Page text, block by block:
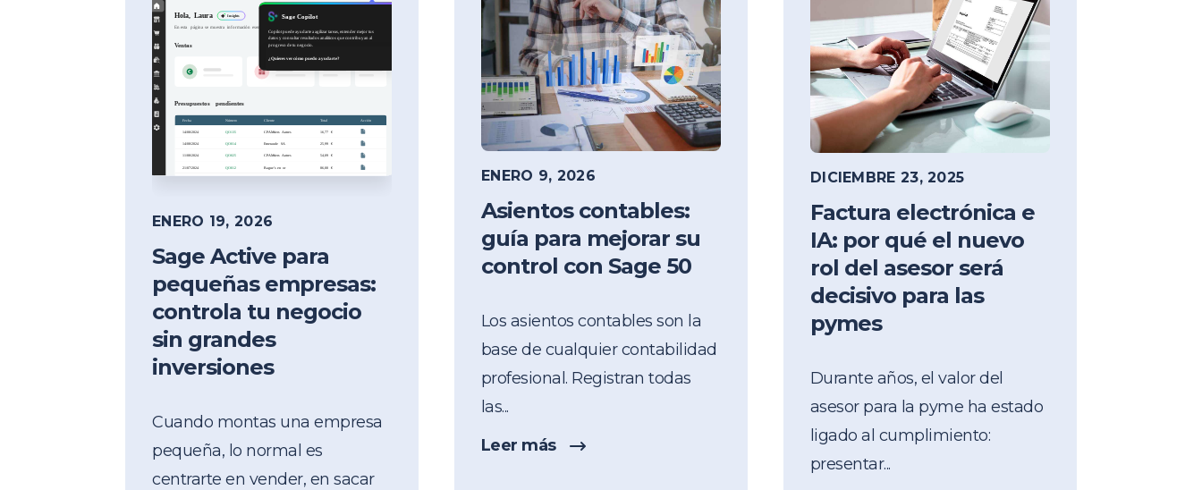
ENERO 19, 2026
Sage Active para
pequeñas empresas:
controla tu negocio
sin grandes
inversiones
Cuando montas una empresa
pequeña, lo normal es
centrarte en vender, en sacar
ENERO 9, 2026
Asientos contables:
guía para mejorar su
control con Sage 50
Los asientos contables son la
base de cualquier contabilidad
profesional. Registran todas
las...
Leer más
DICIEMBRE 23, 2025
Factura electrónica e
IA: por qué el nuevo
rol del asesor será
decisivo para las
pymes
Durante años, el valor del
asesor para la pyme ha estado
ligado al cumplimiento:
presentar...